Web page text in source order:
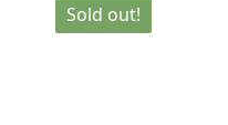
Sold out!